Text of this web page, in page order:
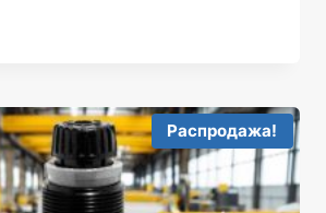
Распродажа!